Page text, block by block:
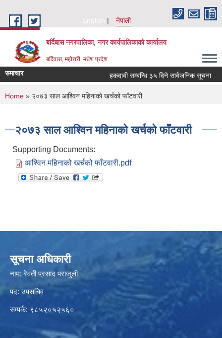
English
नेपाली
बर्दिबास नगरपालिका, नगर कार्यपालिकाको कार्यालय
बर्दिवास, महोत्तरी, मधेश प्रदेश
समाचार हकदावी सम्बन्धि ३५ दिने सार्वजनिक सूचना
You are here
Home » २०७३ साल आश्विन महिनाको खर्चको फाँटवारी
२०७३ साल आश्विन महिनाको खर्चको फाँटवारी
Supporting Documents:
आश्विन महिनाको खर्चको फाँटवारी.pdf
सूचना अधिकारी
नाम: रेवती प्रसाद पराजुली
पद: उपसचिव
सम्पर्क: ९८५२०५२५६०